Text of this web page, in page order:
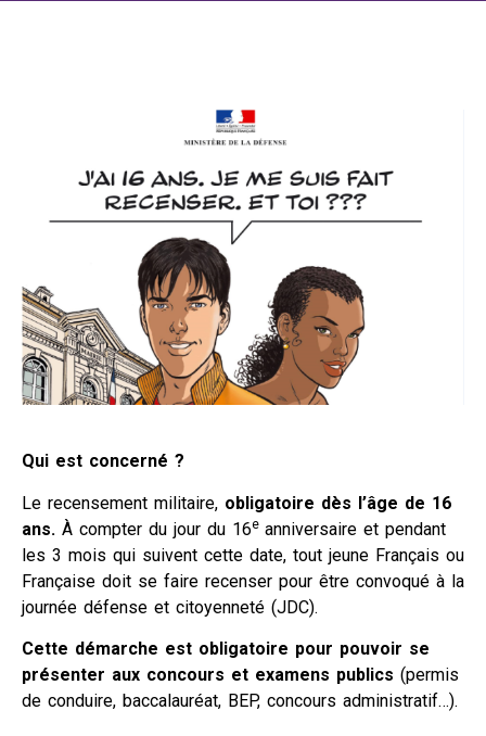
Qui est concerné ?
Le recensement militaire, obligatoire dès l’âge de 16
ans. À compter du jour du 16e anniversaire et pendant
les 3 mois qui suivent cette date, tout jeune Français ou
Française doit se faire recenser pour être convoqué à la
journée défense et citoyenneté (JDC).
Cette démarche est obligatoire pour pouvoir se
présenter aux concours et examens publics (permis
de conduire, baccalauréat, BEP, concours administratif…).